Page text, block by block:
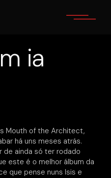
ia
Mouth of the Architect,
há uns meses atrás.
de ainda só ter rodado
este é o melhor álbum da
que pense nuns Isis e